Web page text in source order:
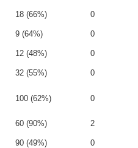
18 (66%) 0
9 (64%) 0
12 (48%) 0
32 (55%) 0
100 (62%) 0
60 (90%) 2
90 (49%) 0